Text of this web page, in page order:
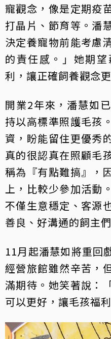
寵觀念，像是定期疫
打晶片、節育等。潘
決定養寵物前能考慮
的責任感。」她期
利，讓正確飼養觀念
開業2年來，潘慧如
持以高標準照護毛孩
資，盼能留住更優秀
真的很認真在照顧毛
稱為『有點難搞』，
上，比較少參加活動
不僅生意穩定、客源
善良、好溝通的飼主們
11月起潘慧如將重回
經營旅館雖然辛苦，
滿期待。她笑著說：
可以更好，讓毛孩福